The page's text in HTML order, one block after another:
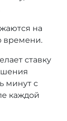
на
времени.
ставку
минут с
каждой